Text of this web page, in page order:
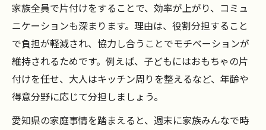
家族全員で片付けをすることで、効率が上がり、コミュ
ニケーションも深まります。理由は、役割分担すること
で負担が軽減され、協力し合うことでモチベーションが
維持されるためです。例えば、子どもにはおもちゃの片
付けを任せ、大人はキッチン周りを整えるなど、年齢や
得意分野に応じて分担しましょう。
愛知県の家庭事情を踏まえると、週末に家族みんなで時